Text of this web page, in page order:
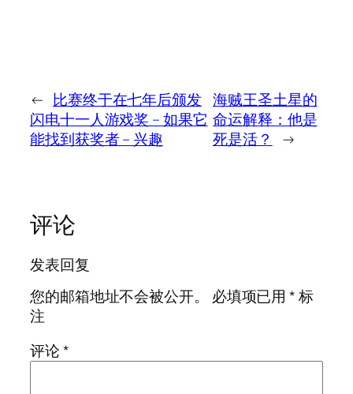
← 比赛终于在七年后颁发
闪电十一人游戏奖 – 如果它
能找到获奖者 – 兴趣
海贼王圣土星的
命运解释：他是
死是活？
→
评论
发表回复
您的邮箱地址不会被公开。
必填项已用*标
注
评论*